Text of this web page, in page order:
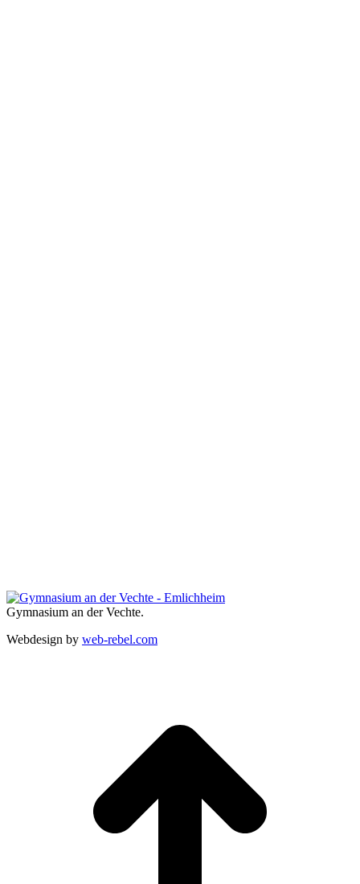
Gymnasium an der Vechte.
Webdesign by web-rebel.com